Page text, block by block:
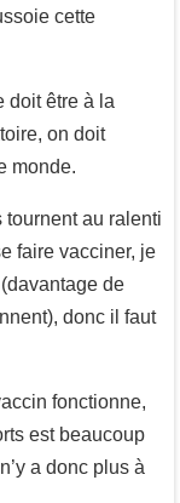
cette
doit être à la
on doit
monde.
au ralenti
faire vacciner, je
de
donc il faut
fonctionne,
est beaucoup
a donc plus à